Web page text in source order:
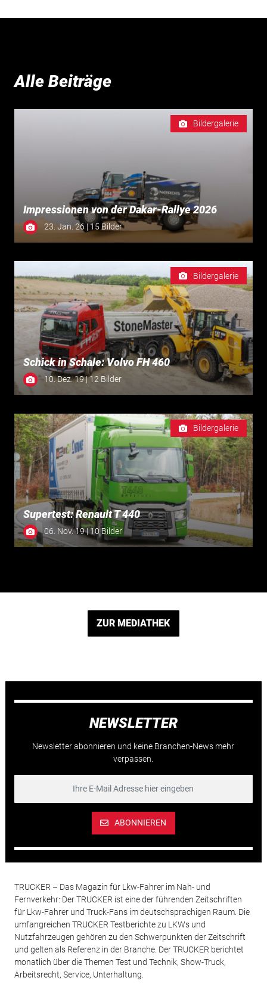
Alle Beiträge
Bildergalerie
Impressionen von der Dakar-Rallye 2026
23. Jan. 26 | 15 Bilder
Bildergalerie
Schick in Schale: Volvo FH 460
10. Dez. 19 | 12 Bilder
Bildergalerie
Supertest: Renault T 440
06. Nov. 19 | 10 Bilder
ZUR MEDIATHEK
NEWSLETTER
Newsletter abonnieren und keine Branchen-News mehr
verpassen.
ABONNIEREN
TRUCKER – Das Magazin für Lkw-Fahrer im Nah- und
Fernverkehr: Der TRUCKER ist eine der führenden Zeitschriften
für Lkw-Fahrer und Truck-Fans im deutschsprachigen Raum. Die
umfangreichen TRUCKER Testberichte zu LKWs und
Nutzfahrzeugen gehören zu den Schwerpunkten der Zeitschrift
und gelten als Referenz in der Branche. Der TRUCKER berichtet
monatlich über die Themen Test und Technik, Show-Truck,
Arbeitsrecht, Service, Unterhaltung.